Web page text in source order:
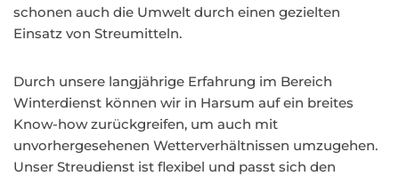
schonen auch die Umwelt durch einen gezielten
Einsatz von Streumitteln.
Durch unsere langjährige Erfahrung im Bereich
Winterdienst können wir in Harsum auf ein breites
Know-how zurückgreifen, um auch mit
unvorhergesehenen Wetterverhältnissen umzugehen.
Unser Streudienst ist flexibel und passt sich den